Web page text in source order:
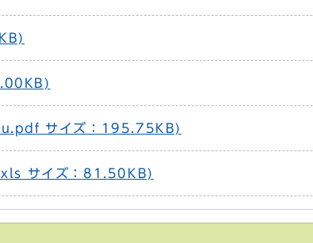
サイズ：195.75KB)
サイズ：81.50KB)